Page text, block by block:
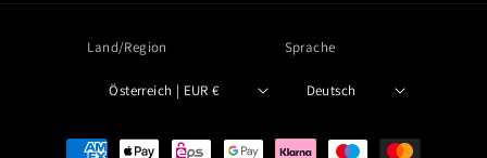
Land/Region
Österreich | EUR €
Sprache
Deutsch
Zahlungsmethoden